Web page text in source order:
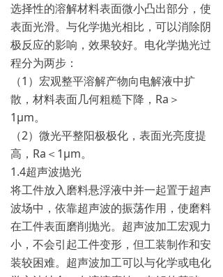
选择性的溶解材料表面微小凸出部分，使
表面光滑。与化学抛光相比，可以消除阴
极反应的影响，效果较好。电化学抛光过
程分为两步：
（1）宏观整平溶解产物向电解液中扩
散，材料表面几何粗糙下降，Ra＞
1μm。
（2）微光平整阳极极化，表面光亮度提
高，Ra＜1μm。
1.4超声波抛光
将工件放入磨料悬浮液中并一起置于超声
波场中，依靠超声波的振荡作用，使磨料
在工件表面磨削抛光。超声波加工宏观力
小，不会引起工件变形，但工装制作和安
装较困难。超声波加工可以与化学或电化